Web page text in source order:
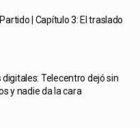
| Capítulo 3: El traslado
Telecentro dejó sin
y nadie da la cara